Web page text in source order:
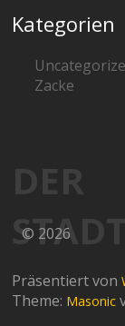
Kategorien
Zacke
DER
© 2026
Präsentiert von
Theme: Masonic